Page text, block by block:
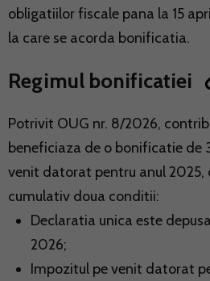
obligatiilor fiscale pana la 15
la care se acorda bonificatia.
Regimul bonificatiei
Potrivit OUG nr. 8/2026,
beneficiaza de o bonificatie de
venit datorat pentru anul
cumulativ doua conditii:
Declaratia unica este
2026;
Impozitul pe venit datorat